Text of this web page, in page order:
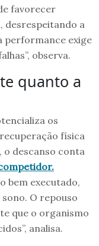
favorecer
desrespeitando a
performance exige
observa.
quanto a
os
física
o descanso conta
bem executado,
O repouso
que o organismo
analisa.